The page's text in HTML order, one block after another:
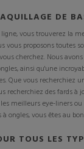
DE
vous trouverez la
vous proposons toutes
cherchez. Nous
ainsi qu'une
Que vous recherchiez
recherchiez des fards à
meilleurs eye-liners
ongles, vous êtes au
TOUS LES